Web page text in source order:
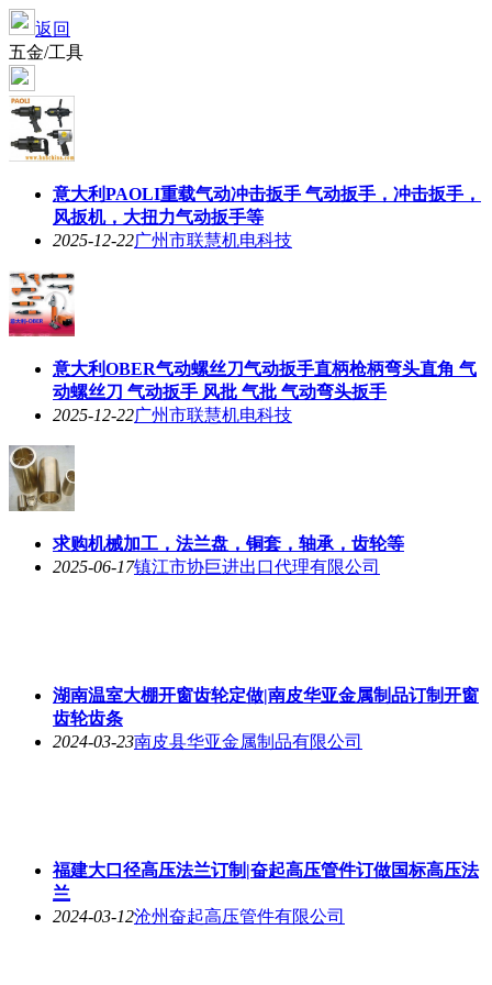
返回
五金/工具
意大利PAOLI重载气动冲击扳手 气动扳手，冲击扳手，
风扳机，大扭力气动扳手等
2025-12-22广州市联慧机电科技
意大利OBER气动螺丝刀气动扳手直柄枪柄弯头直角 气
动螺丝刀 气动扳手 风批 气批 气动弯头扳手
2025-12-22广州市联慧机电科技
求购机械加工，法兰盘，铜套，轴承，齿轮等
2025-06-17镇江市协巨进出口代理有限公司
湖南温室大棚开窗齿轮定做|南皮华亚金属制品订制开窗
齿轮齿条
2024-03-23南皮县华亚金属制品有限公司
福建大口径高压法兰订制|奋起高压管件订做国标高压法
兰
2024-03-12沧州奋起高压管件有限公司